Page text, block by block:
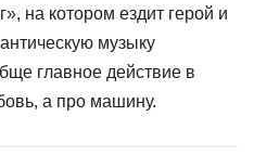
на котором ездит герой и
музыку
главное действие в
а про машину.